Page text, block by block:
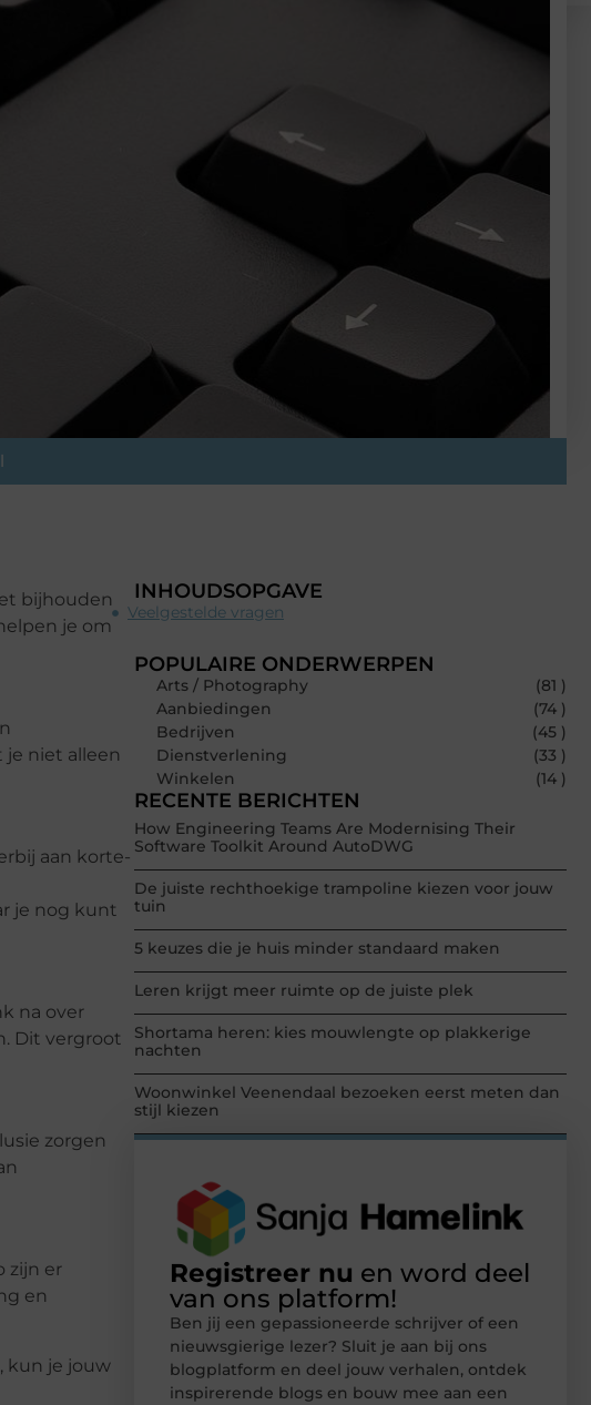
bijhouden
je om
je niet alleen
aan korte-
je nog kunt
na over
Dit vergroot
zorgen
zijn er
en
kun je jouw
INHOUDSOPGAVE
Veelgestelde vragen
POPULAIRE ONDERWERPEN
Arts / Photography
(81 )
Aanbiedingen
(74 )
Bedrijven
(45 )
Dienstverlening
(33 )
Winkelen
(14 )
RECENTE BERICHTEN
How Engineering Teams Are Modernising Their
Software Toolkit Around AutoDWG
De juiste rechthoekige trampoline kiezen voor jouw
tuin
5 keuzes die je huis minder standaard maken
Leren krijgt meer ruimte op de juiste plek
Shortama heren: kies mouwlengte op plakkerige
nachten
Woonwinkel Veenendaal bezoeken eerst meten dan
stijl kiezen
Registreer nu en word deel
van ons platform!
Ben jij een gepassioneerde schrijver of een
nieuwsgierige lezer? Sluit je aan bij ons
blogplatform en deel jouw verhalen, ontdek
inspirerende blogs en bouw mee aan een